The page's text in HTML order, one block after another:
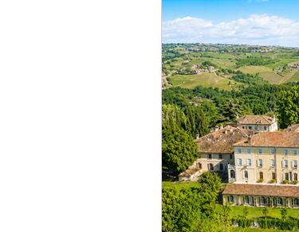
Evento Monfreedom